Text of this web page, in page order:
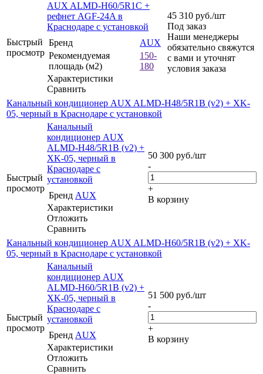
Быстрый
просмотр
AUX ALMD-H60/5R1C +
рефнет AGF-24A в
Краснодаре с установкой
Бренд
AUX
Рекомендуемая
площадь (м2)
150-
180
Характеристики
Сравнить
45 310 руб./шт
Под заказ
Наши менеджеры
обязательно свяжутся
с вами и уточнят
условия заказа
Канальный кондиционер AUX ALMD-H48/5R1B (v2) + XK-
05, черный в Краснодаре с установкой
Быстрый
просмотр
Канальный
кондиционер AUX
ALMD-H48/5R1B (v2) +
XK-05, черный в
Краснодаре с
установкой
Бренд AUX
Характеристики
Отложить
Сравнить
50 300 руб./шт
-
+
В корзину
Канальный кондиционер AUX ALMD-H60/5R1B (v2) + XK-
05, черный в Краснодаре с установкой
Быстрый
просмотр
Канальный
кондиционер AUX
ALMD-H60/5R1B (v2) +
XK-05, черный в
Краснодаре с
установкой
Бренд AUX
Характеристики
Отложить
Сравнить
51 500 руб./шт
-
+
В корзину